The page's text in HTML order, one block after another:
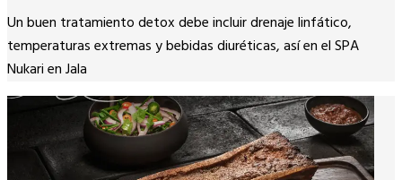
Copy
Link
Un buen tratamiento detox debe incluir drenaje linfático,
temperaturas extremas y bebidas diuréticas, así en el SPA
Nukari en Jala